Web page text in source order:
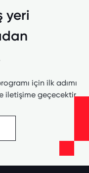
yeri
için ilk adımı
iletişime geçecektir.